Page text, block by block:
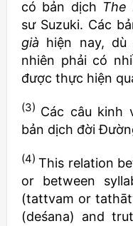
có bản dịch The
sư Suzuki. Các
già hiện nay,
nhiên phải có
được thực hiện
(3) Các câu kinh
bản dịch đời
(4)This relation
or between
(tattvam or
(deśana) and